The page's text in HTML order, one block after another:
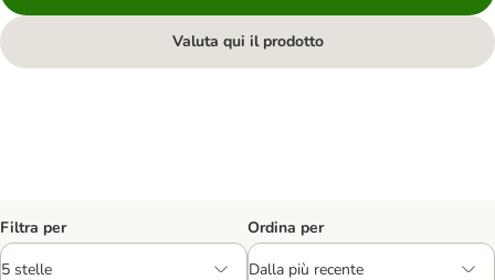
Valuta qui il prodotto
Filtra per Ordina per